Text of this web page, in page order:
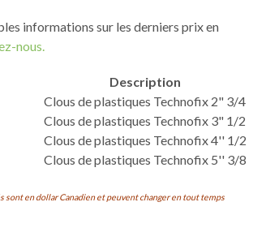
informations sur les derniers prix en
nous.
Description
Clous de plastiques Technofix 2" 3/4
Clous de plastiques Technofix 3" 1/2
Clous de plastiques Technofix 4'' 1/2
Clous de plastiques Technofix 5'' 3/8
sont en dollar Canadien et peuvent changer en tout temps